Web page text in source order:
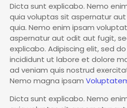
Dicta sunt explicabo. Nemo
quia voluptas sit aspernatur
quia. Nemo enim ipsam
aspernatur aut odit aut fugit,
explicabo. Adipiscing elit, sed
incididunt ut labore et dolore
ad veniam quis nostrud
Nemo magna ipsam
Dicta sunt explicabo. Nemo